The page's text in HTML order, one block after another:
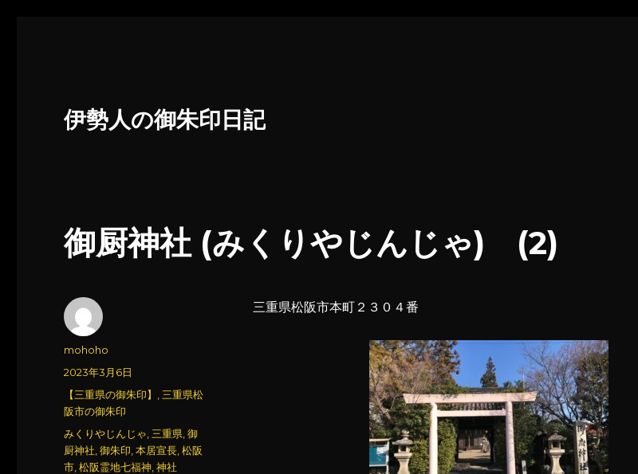
伊勢人の御朱印日記
御厨神社 (みくりやじんじゃ) (2)
三重県松阪市本町２３０４番
投
mohoho
投
稿
日:
2023年3月6日
カ
テ
リ
ー
【三重県の御朱印】
三重県松
阪市の御朱印
タ
グ
みくりやじんじゃ 三重県 ,御
厨神社 ,御朱印 ,本居宣長 ,松阪
市 ,松阪霊地七福神 ,神社